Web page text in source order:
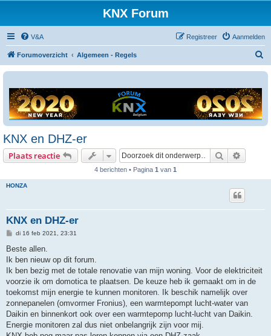
KNX Forum
V&A Aanmelden
Registreer
Forumoverzicht Algemeen - Regels
KNX en DHZ-er
Plaats reactie Zoek
4 berichten • Pagina 1 van 1
HONZA
KNX en DHZ-er
B
r
c
h
di 16 feb 2021, 23:31
Beste allen.
Ik ben nieuw op dit forum.
Ik ben bezig met de totale renovatie van mijn woning. Voor de elektriciteit
voorzie ik om domotica te plaatsen. De keuze heb ik gemaakt om in de
toekomst mijn energie te kunnen monitoren. Ik beschik namelijk over
zonnepanelen (omvormer Fronius), een warmtepompt lucht-water van
Daikin en binnenkort ook over een warmtepomp lucht-lucht van Daikin.
Energie monitoren zal dus niet onbelangrijk zijn voor mij.